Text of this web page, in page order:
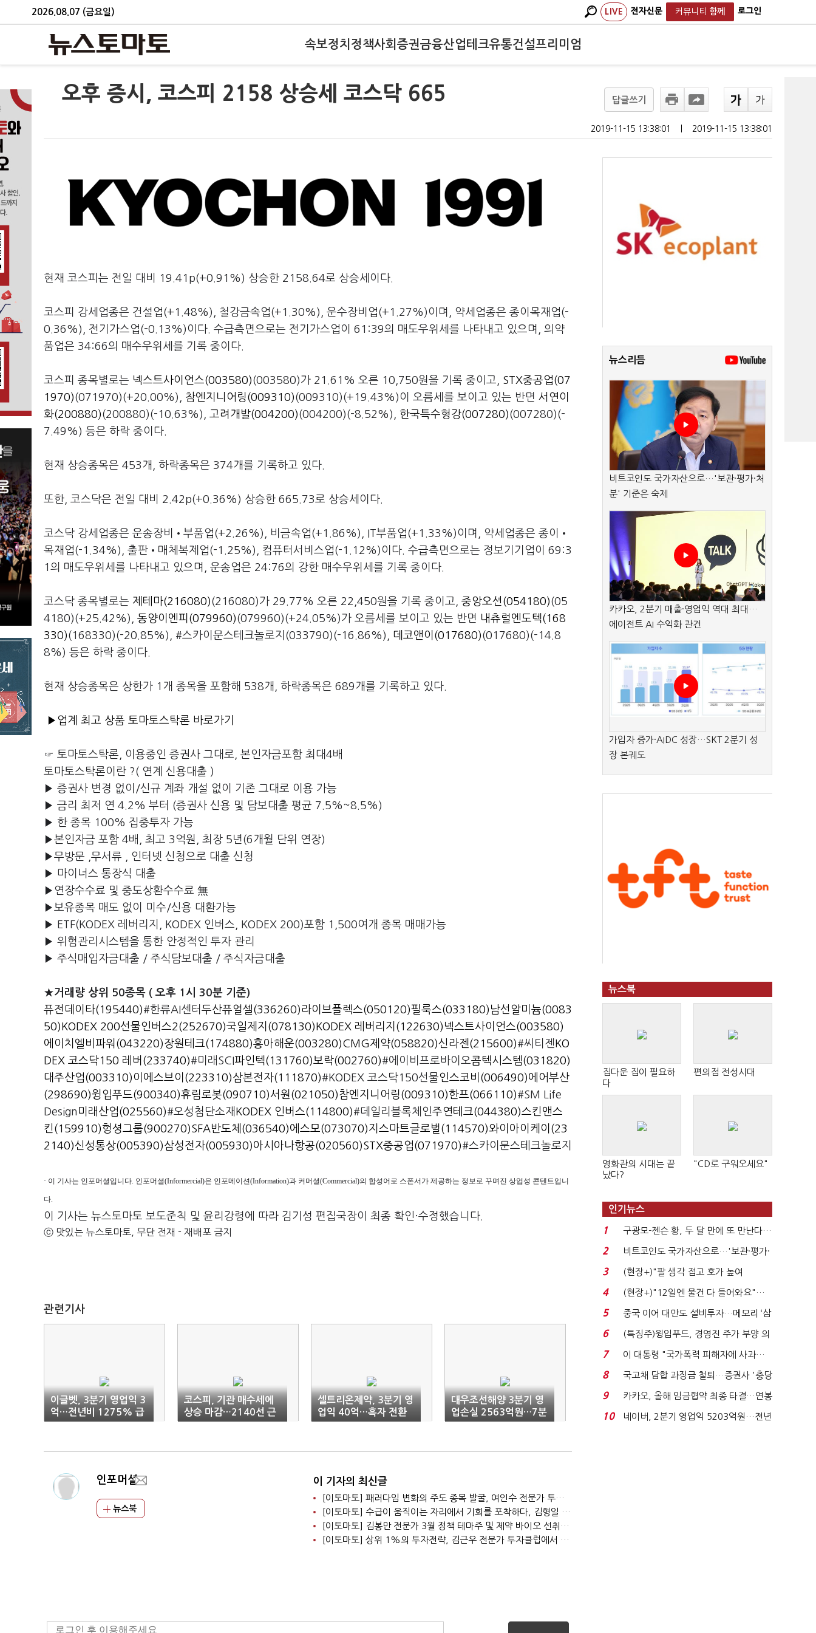
2026.08.07 (금요일) LIVE 전자신문 커뮤니티 함께 로그인
속보정치 정책사회 증권금융산업테크유통건설프리미엄
오후 증시, 코스피 2158 상승세 코스닥 665 답글쓰기
2019-11-15 13:38:01 2019-11-15 13:38:01
현재 코스피는 전일 대비 19.41p(+0.91%) 상승한 2158.64로 상승세이다.
코스피 강세업종은 건설업(+1.48%), 철강금속업(+1.30%), 운수장비업(+1.27%)이며, 약세업종은 종이목재업(-
0.36%), 전기가스업(-0.13%)이다. 수급측면으로는 전기가스업이 61:39의 매도우위세를 나타내고 있으며, 의약
품업은 34:66의 매수우위세를 기록 중이다.
코스피 종목별로는 넥스트사이언스(003580)(003580)가 21.61% 오른 10,750원을 기록 중이고, STX중공업(07
1970)(071970)(+20.00%), 참엔지니어링(009310)(009310)(+19.43%)이 오름세를 보이고 있는 반면 서연이
화(200880)(200880)(-10.63%), 고려개발(004200)(004200)(-8.52%), 한국특수형강(007280)(007280)(-
7.49%) 등은 하락 중이다.
현재 상승종목은 453개, 하락종목은 374개를 기록하고 있다.
또한, 코스닥은 전일 대비 2.42p(+0.36%) 상승한 665.73로 상승세이다.
코스닥 강세업종은 운송장비•부품업(+2.26%), 비금속업(+1.86%), IT부품업(+1.33%)이며, 약세업종은 종이•
목재업(-1.34%), 출판•매체복제업(-1.25%), 컴퓨터서비스업(-1.12%)이다. 수급측면으로는 정보기기업이 69:3
1의 매도우위세를 나타내고 있으며, 운송업은 24:76의 강한 매수우위세를 기록 중이다.
코스닥 종목별로는 제테마(216080)(216080)가 29.77% 오른 22,450원을 기록 중이고, 중앙오션(054180)(05
4180)(+25.42%), 동양이엔피(079960)(079960)(+24.05%)가 오름세를 보이고 있는 반면 내츄럴엔도텍(168
330)(168330)(-20.85%), #스카이문스테크놀로지(033790)(-16.86%), 데코앤이(017680)(017680)(-14.8
8%) 등은 하락 중이다.
현재 상승종목은 상한가 1개 종목을 포함해 538개, 하락종목은 689개를 기록하고 있다.
▶업계 최고 상품 토마토스탁론 바로가기
☞ 토마토스탁론, 이용중인 증권사 그대로, 본인자금포함 최대4배
토마토스탁론이란 ?( 연계 신용대출 )
▶ 증권사 변경 없이/신규 계좌 개설 없이 기존 그대로 이용 가능
▶ 금리 최저 연 4.2% 부터 (증권사 신용 및 담보대출 평균 7.5%~8.5%)
▶ 한 종목 100% 집중투자 가능
▶본인자금 포함 4배, 최고 3억원, 최장 5년(6개월 단위 연장)
▶무방문 ,무서류 , 인터넷 신청으로 대출 신청
▶ 마이너스 통장식 대출
▶연장수수료 및 중도상환수수료 無
▶보유종목 매도 없이 미수/신용 대환가능
▶ ETF(KODEX 레버리지, KODEX 인버스, KODEX 200)포함 1,500여개 종목 매매가능
▶ 위험관리시스템을 통한 안정적인 투자 관리
▶ 주식매입자금대출 / 주식담보대출 / 주식자금대출
★거래량 상위 50종목 ( 오후 1시 30분 기준)
퓨전데이타(195440)#한류AI센터 두산퓨얼셀(336260)라이브플렉스(050120)필룩스(033180) 남선알미늄(0083
50) KODEX 200선물인버스2(252670)국일제지(078130) KODEX 레버리지(122630) 넥스트사이언스(003580)
에이치엘비파워(043220)장원테크(174880)흥아해운(003280)CMG제약(058820)신라젠(215600)#씨티젠 KO
DEX 코스닥150 레버(233740)#미래SCI파인텍(131760)보락(002760)#에이비프로바이오콤텍시스템(031820)
대주산업(003310)이에스브이(223310)삼본전자(111870)#KODEX 코스닥150선물인스코비(006490)에어부산
(298690)윙입푸드(900340)휴림로봇(090710)서원(021050)참엔지니어링(009310)한프(066110)#SM Life
Design 미래산업(025560)#오성첨단소재 KODEX 인버스(114800)#데일리블록체인주연테크(044380)스킨앤스
킨(159910)헝셩그룹(900270)SFA반도체(036540)에스모(073070)지스마트글로벌(114570)와이아이케이(23
2140)신성통상(005390)삼성전자(005930)아시아나항공(020560)STX중공업(071970)#스카이문스테크놀로지
· 이 기사는 인포머셜입니다. 인포머셜(Informercial)은 인포메이션(Information)과 커머셜(Commercial)의 합성어로 스폰서가 제공하는 정보로 꾸며진 상업성 콘텐트입니
다.
이 기사는 뉴스토마토 보도준칙 및 윤리강령에 따라 김기성 편집국장이 최종 확인·수정했습니다.
ⓒ 맛있는 뉴스토마토, 무단 전재 - 재배포 금지
관련기사
이글벳, 3분기 영업익 3
억…전년비 1275% 급
증
코스피, 기관 매수세에
상승 마감…2140선 근
접
셀트리온제약, 3분기 영
업익 40억…흑자 전환
성공
대우조선해양 3분기 영
업손실 2563억원…7분
기 만에 적자 전환
인포머셜
뉴스북
이 기자의 최신글
[이토마토] 패러다임 변화의 주도 종목 발굴, 여인수 전문가 투자클럽
[이토마토] 수급이 움직이는 자리에서 기회를 포착하다, 김형일 전문가 투자클럽
[이토마토] 김봉만 전문가 3월 정책 테마주 및 제약 바이오 선취매 전략 아카데미 3/5(목) 2부 진행
[이토마토] 상위 1%의 투자전략, 김근우 전문가 투자클럽에서 확인하세요
뉴스리듬
비트코인도 국가자산으로…'보관·평가·처
분' 기준은 숙제
카카오, 2분기 매출·영업익 역대 최대…
에이전트 AI 수익화 관건
가입자 증가·AIDC 성장…SKT 2분기 성
장 본궤도
뉴스북
집다운 집이 필요하
다
편의점 전성시대
영화관의 시대는 끝
났다?
"CD로 구워오세요"
인기뉴스
1
구광모-젠슨 황, 두 달 만에 또 만난다…
로봇·AI 등 논...
2
비트코인도 국가자산으로…'보관·평가·
처분' 기준은 ...
3
(현장+)"팔 생각 접고 호가 높여
요"…'덜 똘똘한 한 채' 20...
4
(현장+)"12일엔 물건 다 들어와요"…
빈 매대 채우며 문 연 ...
5
중국 이어 대만도 설비투자…메모리 ‘삼
국전쟁’
6
(특징주)윙입푸드, 경영진 주가 부양 의
지에 상한가...
7
이 대통령 "국가폭력 피해자에 사과…
적극적 조사로 진...
8
국고채 담합 과징금 철퇴…증권사 '충당
금 폭탄' 우려...
9
카카오, 올해 임금협약 최종 타결…연봉
6.3% 인상·격려...
10
네이버, 2분기 영업익 5203억원…전년